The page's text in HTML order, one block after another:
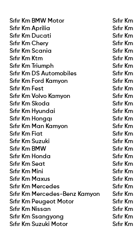
Sıfır Km BMW Motor Sıfır Km
Sıfır KmAprilia Sıfır Km
Sıfır Km Ducati Sıfır Km
Sıfır KmChery Sıfır Km
Sıfır KmScania Sıfır Km
Sıfır Km Ktm Sıfır Km
Sıfır Km
Triumph Sıfır Km
Sıfır Km DS Automobiles Sıfır Km
Sıfır Km Ford Kamyon Sıfır Km
Sıfır Km Fest Sıfır Km
Sıfır KmVolvo Kamyon Sıfır Km
Sıfır KmSkoda Sıfır Km
Sıfır Km Hyundai Sıfır Km
Sıfır Km Hongqı Sıfır Km
Sıfır Km Man Kamyon Sıfır Km
Sıfır Km Fiat Sıfır Km
Sıfır KmSuzuki Sıfır Km
Sıfır Km BMW Sıfır Km
Sıfır Km Honda Sıfır Km
Sıfır KmSeat Sıfır Km
Sıfır Km Mini Sıfır Km
Sıfır Km Maxus Sıfır Km
Sıfır Km Mercedes Sıfır Km
Sıfır Km Mercedes-Benz Kamyon Sıfır Km
Sıfır Km Peugeot Motor Sıfır Km
Sıfır Km Nissan Sıfır Km
Sıfır KmSsangyong Sıfır Km
Sıfır KmSuzuki Motor Sıfır Km